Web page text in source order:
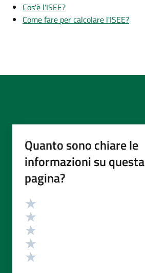
Cos'è l'ISEE?
Come fare per calcolare l'ISEE?
Quanto sono chiare le
informazioni su questa
pagina?
Valutazione